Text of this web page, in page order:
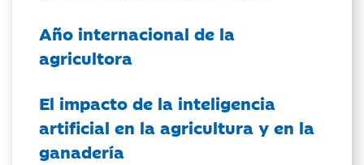
Año internacional de la
agricultora
El impacto de la inteligencia
artificial en la agricultura y en la
ganadería